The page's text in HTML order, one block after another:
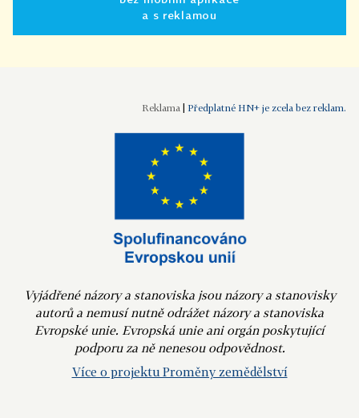
a s reklamou
Předplatné HN+ je zcela bez reklam.
Vyjádřené názory a stanoviska jsou názory a stanovisky
autorů a nemusí nutně odrážet názory a stanoviska
Evropské unie. Evropská unie ani orgán poskytující
podporu za ně nenesou odpovědnost.
Více o projektu Proměny zemědělství